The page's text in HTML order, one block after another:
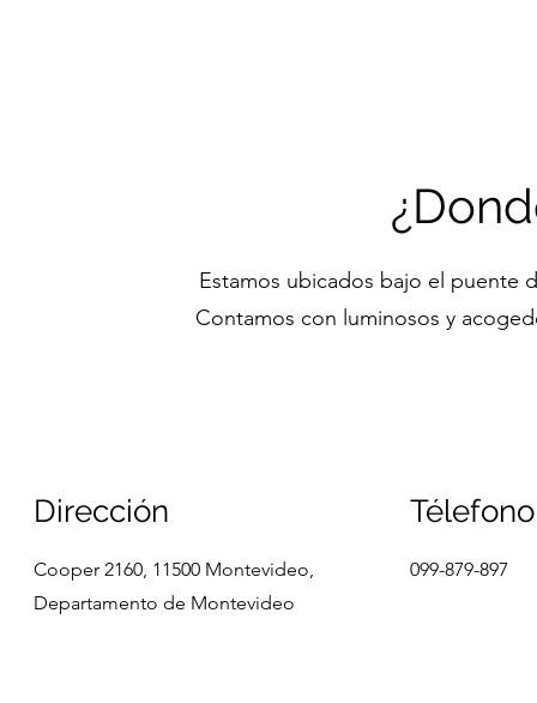
Estamos ubicados bajo el puente
Contamos con luminosos y
Dirección
Cooper 2160, 11500 Montevideo,
Departamento de Montevideo
Télefono
099-879-897